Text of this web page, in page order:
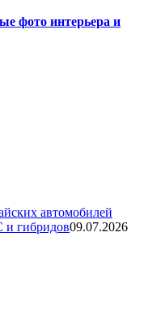
фото интерьера и
автомобилей
и гибридов09.07.2026